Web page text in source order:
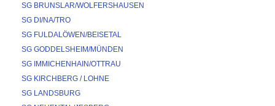
SG BRUNSLAR/WOLFERSHAUSEN
SG DI/NA/TRO
SG FULDALÖWEN/BEISETAL
SG GODDELSHEIM/MÜNDEN
SG IMMICHENHAIN/OTTRAU
SG KIRCHBERG / LOHNE
SG LANDSBURG